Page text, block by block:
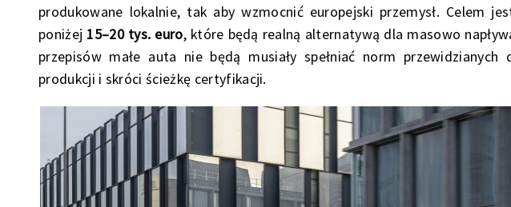
produkowane lokalnie, tak aby wzmocnić europejski przemysł. Celem
poniżej 15–20 tys. euro, które będą realną alternatywą dla masowo
przepisów małe auta nie będą musiały spełniać norm
produkcji i skróci ścieżkę certyfikacji.